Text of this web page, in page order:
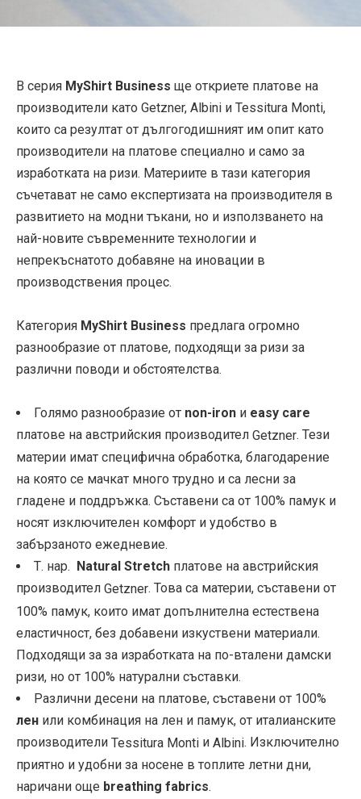
В серия MyShirt Business ще откриете платове на
производители като Getzner, Albini и Tessitura Monti,
които са резултат от дългогодишният им опит като
производители на платове специално и само за
изработката на ризи. Материите в тази категория
съчетават не само експертизата на производителя в
развитието на модни тъкани, но и използването на
най-новите съвременните технологии и
непрекъснатото добавяне на иновации в
производствения процес.
Категория MyShirt Business предлага огромно
разнообразие от платове, подходящи за ризи за
различни поводи и обстоятелства.
Голямо разнообразие от non-iron и easy care
платове на австрийския производител Getzner. Тези
материи имат специфична обработка, благодарение
на която се мачкат много трудно и са лесни за
гладене и поддръжка. Съставени са от 100% памук и
носят изключителен комфорт и удобство в
забързаното ежедневие.
Т. нар.
Natural Stretch платове на австрийския
производител Getzner. Това са материи, съставени от
100% памук, които имат допълнителна естествена
еластичност, без добавени изкуствени материали.
Подходящи за за изработката на по-вталени дамски
ризи, но от 100% натурални съставки.
Различни десени на платове, съставени от 100%
лен или комбинация на лен и памук, от италианските
производители Tessitura Monti и Albini. Изключително
приятно и удобни за носене в топлите летни дни,
наричани още breathing fabrics.